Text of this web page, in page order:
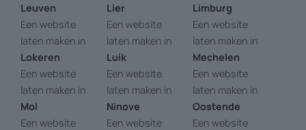
Leuven
Lier
Limburg
Een website
laten maken in
Lokeren
Een website
laten maken in
Luik
Een website
laten maken in
Mechelen
Een website
laten maken in
Mol
Een website
laten maken in
Ninove
Een website
laten maken in
Oostende
Een website
Een website
Een website